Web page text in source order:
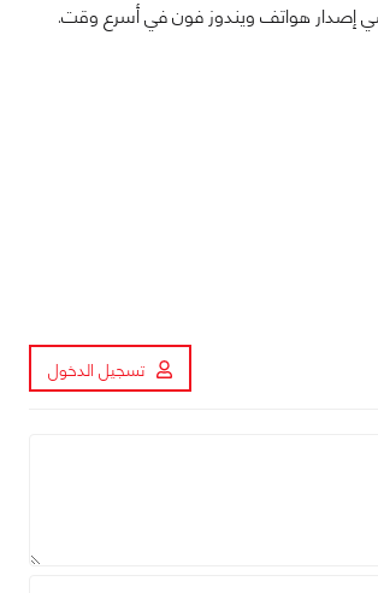
إصدار هواتف ويندوز فون في أسرع وقت.
تسجيل الدخول